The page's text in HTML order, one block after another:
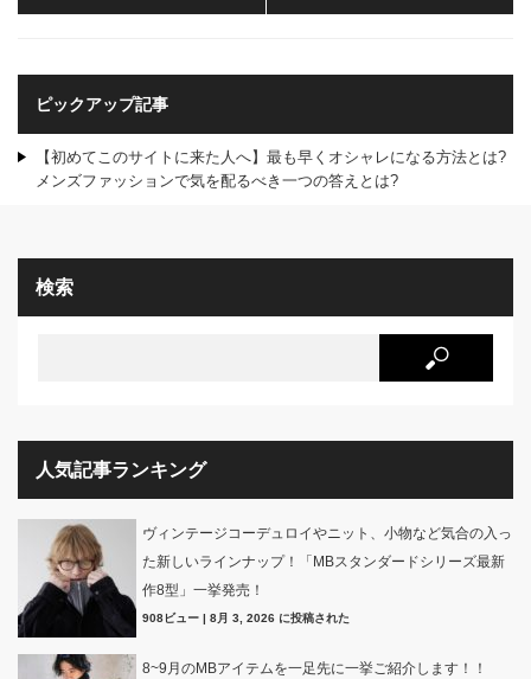
ピックアップ記事
【初めてこのサイトに来た人へ】最も早くオシャレになる方法とは?
メンズファッションで気を配るべき一つの答えとは?
検索
人気記事ランキング
ヴィンテージコーデュロイやニット、小物など気合の入っ
た新しいラインナップ！「MBスタンダードシリーズ最新
作8型」一挙発売！
908ビュー 8月 3, 2026 に投稿された
8~9月のMBアイテムを一足先に一挙ご紹介します！！